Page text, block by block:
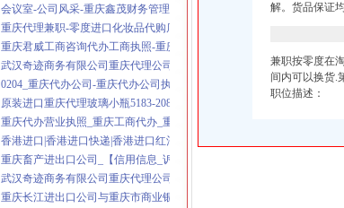
重庆代理兼职-零度进口化妆品代购店-兼职吧
重庆君威工商咨询代办工商执照-重庆工商注册|重庆酷易搜
武汉奇迹商务有限公司重庆代理公司
0204_重庆代办公司-重庆代办公司执照-重庆公司执照代办_重庆齐齐会
原装进口重庆代理玻璃小瓶5183-2081DAICHEM大阪化工5183-2081
重庆代办营业执照_重庆工商代办_重庆公司注册选重庆鑫祺财务公司
香港进口|香港进口快递|香港进口红酒/香港进口到重庆_代理报关_物流
重庆畜产进出口公司_【信用信息_诉讼信息_财务信息_注册信息_电话
武汉奇迹商务有限公司重庆代理公司
重庆长江进出口公司与重庆市商业银行赔偿财产纠纷案-判裁案例-
【重庆专业办理牛奶/液态奶食品进口报关清关代理许可证服务公司】
解。货品保证
兼职按零度在
间内可以换货.
职位描述：